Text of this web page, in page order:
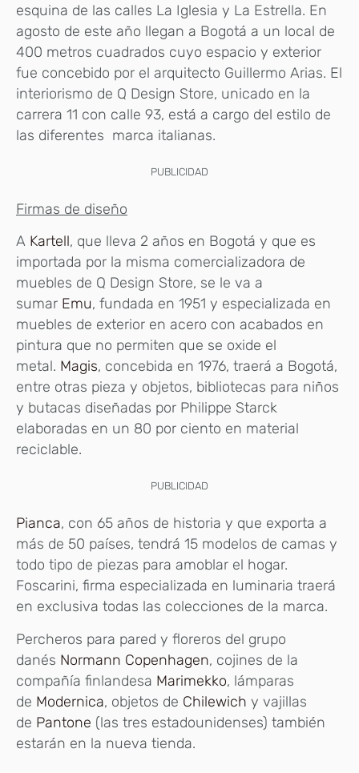
esquina de las calles La Iglesia y La Estrella. En
agosto de este año llegan a Bogotá a un local de
400 metros cuadrados cuyo espacio y exterior
fue concebido por el arquitecto Guillermo Arias. El
interiorismo de Q Design Store, unicado en la
carrera 11 con calle 93, está a cargo del estilo de
las diferentes marca italianas.
PUBLICIDAD
Firmas de diseño
A Kartell, que lleva 2 años en Bogotá y que es
importada por la misma comercializadora de
muebles de Q Design Store, se le va a
sumar Emu, fundada en 1951 y especializada en
muebles de exterior en acero con acabados en
pintura que no permiten que se oxide el
metal. Magis, concebida en 1976, traerá a Bogotá,
entre otras pieza y objetos, bibliotecas para niños
y butacas diseñadas por Philippe Starck
elaboradas en un 80 por ciento en material
reciclable.
PUBLICIDAD
Pianca, con 65 años de historia y que exporta a
más de 50 países, tendrá 15 modelos de camas y
todo tipo de piezas para amoblar el hogar.
Foscarini, firma especializada en luminaria traerá
en exclusiva todas las colecciones de la marca.
Percheros para pared y floreros del grupo
danés Normann Copenhagen, cojines de la
compañía finlandesa Marimekko, lámparas
de Modernica, objetos de Chilewich y vajillas
de Pantone (las tres estadounidenses) también
estarán en la nueva tienda.